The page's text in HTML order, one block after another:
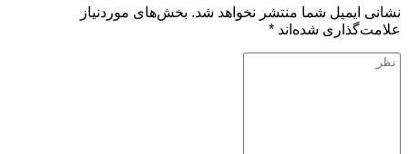
نشانی ایمیل شما منتشر نخواهد شد. بخش‌های موردنیاز
علامت‌گذاری شده‌اند *